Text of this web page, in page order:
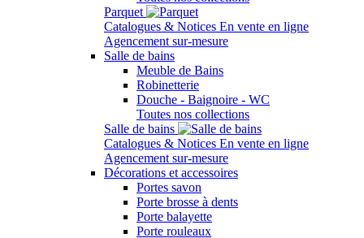
Parquet
Catalogues & Notices En vente en ligne
Agencement sur-mesure
Salle de bains
Meuble de Bains
Robinetterie
Douche - Baignoire - WC
Toutes nos collections
Salle de bains
Catalogues & Notices En vente en ligne
Agencement sur-mesure
Décorations et accessoires
Portes savon
Porte brosse à dents
Porte balayette
Porte rouleaux